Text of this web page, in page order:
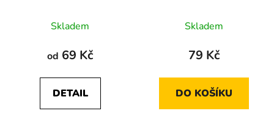
hodnocení
produktu
5,0
z
Skladem
od 69 Kč
DETAIL
hodnocení
produktu
5,0
z
Skladem
79 Kč
DO KOŠÍKU